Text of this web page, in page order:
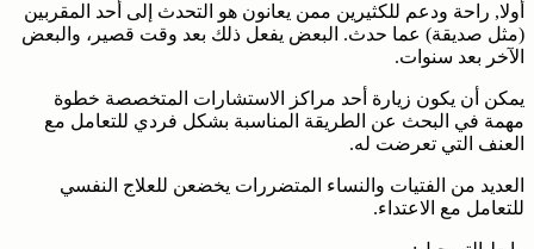
أولا, راحة ودعم للكثيرين ممن يعانون هو التحدث إلى أحد المقربين
(مثل صديقة) عما حدث. البعض يفعل ذلك بعد وقت قصير، والبعض
الآخر بعد سنوات.
يمكن أن يكون زيارة أحد مراكز الاستشارات المتخصصة خطوة
مهمة في البحث عن الطريقة المناسبة بشكل فردي للتعامل مع
العنف التي تعرضت له.
العديد من الفتيات والنساء المتضررات يخضعن للعلاج النفسي
للتعامل مع الاعتداء.